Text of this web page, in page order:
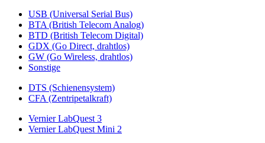
USB (Universal Serial Bus)
BTA (British Telecom Analog)
BTD (British Telecom Digital)
GDX (Go Direct, drahtlos)
GW (Go Wireless, drahtlos)
Sonstige
DTS (Schienensystem)
CFA (Zentripetalkraft)
Vernier LabQuest 3
Vernier LabQuest Mini 2